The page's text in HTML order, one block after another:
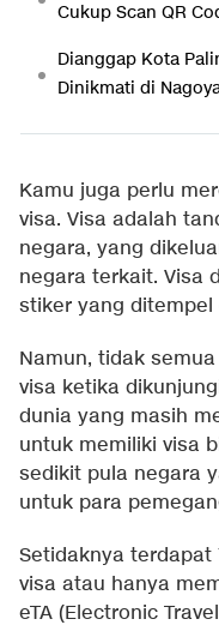
Cukup Scan QR
Dianggap Kota
Dinikmati di
Kamu juga perlu
visa. Visa adalah
negara, yang
negara terkait. Visa
stiker yang ditempel
Namun, tidak
visa ketika
dunia yang masih
untuk memiliki visa
sedikit pula negara
untuk para
Setidaknya terdapat
visa atau hanya
eTA (Electronic